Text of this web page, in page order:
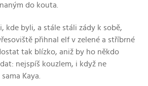
do kouta.
kde byli, a stále stáli zády k sobě,
přihnal elf v zelené a stříbrné
tak blízko, aniž by ho někdo
nejspíš kouzlem, i když ne
Kaya.